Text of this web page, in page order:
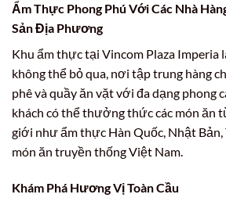
Ẩm Thực Phong Phú Với Các Nhà
Sản Địa Phương
Khu ẩm thực tại Vincom Plaza Imperia
không thể bỏ qua, nơi tập trung hàng
phê và quầy ăn vặt với đa dạng phong
khách có thể thưởng thức các món ăn
giới như ẩm thực Hàn Quốc, Nhật Bản,
món ăn truyền thống Việt Nam.
Khám Phá Hương Vị Toàn Cầu